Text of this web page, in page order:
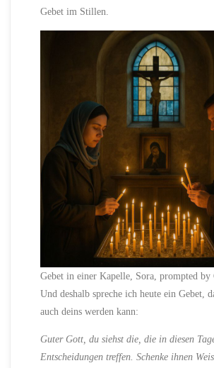
Gebet im Stillen.
Gebet in einer Kapelle, Sora, prompted by
Und deshalb spreche ich heute ein Gebet,
auch deins werden kann:
Guter Gott, du siehst die, die in diesen
Entscheidungen treffen. Schenke ihnen